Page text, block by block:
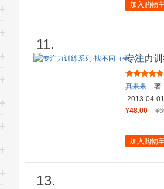
加入购物
11.
专注力
真果果
著
2013-04-01
¥48.00
加入购物
13.